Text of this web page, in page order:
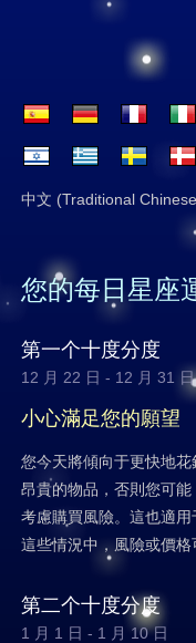
中文 (Traditional
您的每日星座
第一个十度分度
12 月 22 日 - 12 月 31 日
小心滿足您的願望
您今天將傾向于更快地
昂貴的物品，否則您可
考慮購買風險。這也適
這些情況中，風險或價
第二个十度分度
1 月 1 日 - 1 月 10 日